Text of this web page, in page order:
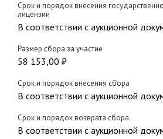
Срок и порядок внесения
лицензии
В соответствии с аукционной
Размер сбора за участие
58 153,00 ₽
Срок и порядок внесения сбора
В соответствии с аукционной
Срок и порядок возврата сбора
В соответствии с аукционной